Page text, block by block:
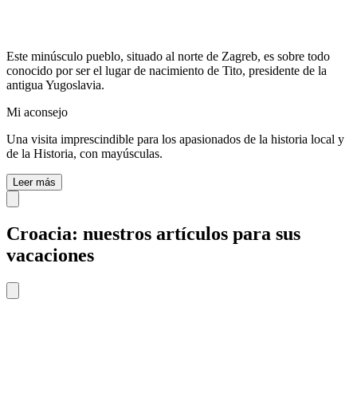
Este minúsculo pueblo, situado al norte de Zagreb, es sobre todo
conocido por ser el lugar de nacimiento de Tito, presidente de la
antigua Yugoslavia.
Mi aconsejo
Una visita imprescindible para los apasionados de la historia local y
de la Historia, con mayúsculas.
Leer más
Croacia: nuestros artículos para sus
vacaciones